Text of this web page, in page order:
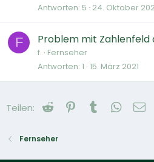
Antworten 5 24. Oktober
F Problem mit Zahlenfeld
f. Fernseher
Antworten 1 15. März 2021
Teilen: Reddit Pinterest
Tumblr
Fernseher